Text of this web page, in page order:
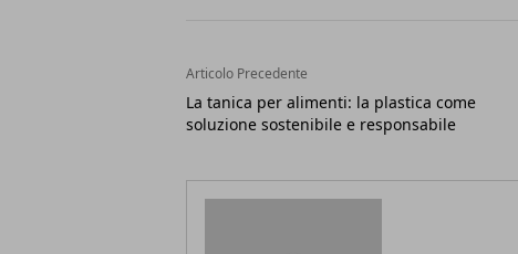
Articolo Precedente
La tanica per alimenti: la plastica come
soluzione sostenibile e responsabile